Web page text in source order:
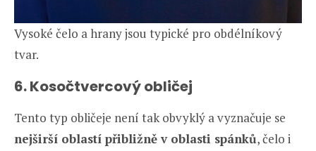
Vysoké čelo a hrany jsou typické pro obdélníkový
tvar.
6. Kosočtvercový obličej
Tento typ obličeje není tak obvyklý a vyznačuje se
nejširší oblastí přibližně v oblasti spánků, čelo i